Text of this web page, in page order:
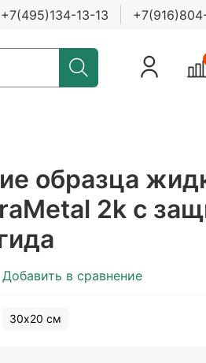
+7(495)134-13-13
образца
2k с
Добавить в сравнение
30х20 см